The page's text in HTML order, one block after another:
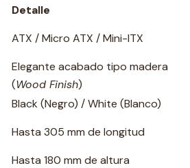
Detalle
ATX / Micro ATX / Mini-ITX
Elegante acabado tipo madera
(Wood Finish)
Black (Negro) / White (Blanco)
Hasta 305 mm de longitud
Hasta 180 mm de altura